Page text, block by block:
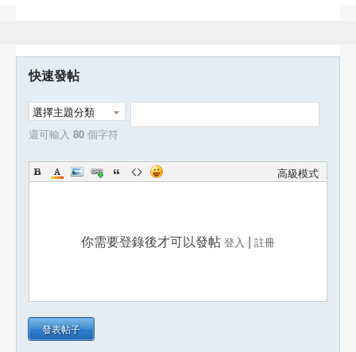
快速發帖
選擇主題分類
還可輸入 80 個字符
高級模式
你需要登錄後才可以發帖 登入 | 註冊
發表帖子